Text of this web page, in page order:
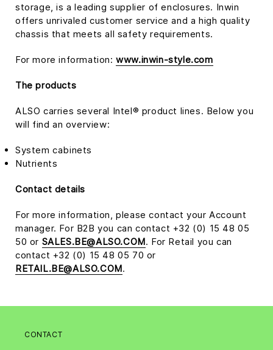
storage, is a leading supplier of enclosures. Inwin
offers unrivaled customer service and a high quality
chassis that meets all safety requirements.
For more information:www.inwin-style.com
The products
ALSO carries several Intel® product lines. Below you
will find an overview:
System cabinets
Nutrients
Contact details
For more information, please contact your Account
manager. For B2B you can contact +32 (0) 15 48 05
50 or SALES.BE@ALSO.COM. For Retail you can
contact +32 (0) 15 48 05 70 or
RETAIL.BE@ALSO.COM.
CONTACT